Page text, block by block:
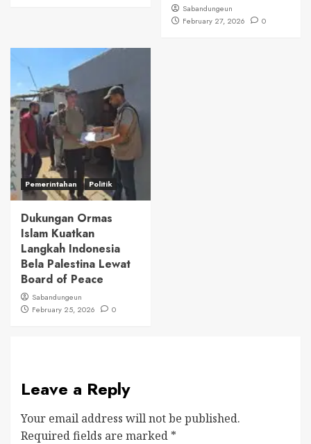
Sabandungeun
February 27, 2026
0
Pemerintahan Politik
Dukungan Ormas
Islam Kuatkan
Langkah Indonesia
Bela Palestina Lewat
Board of Peace
Sabandungeun
February 25, 2026
0
Leave a Reply
Your email address will not be published.
Required fields are marked *